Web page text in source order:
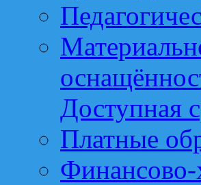
Доступная
Платные
Финансово-